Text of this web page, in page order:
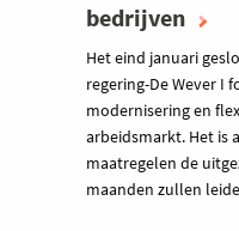
bedrijven
Het eind januari
regering-De Wever I
modernisering en
arbeidsmarkt. Het is
maatregelen de
maanden zullen